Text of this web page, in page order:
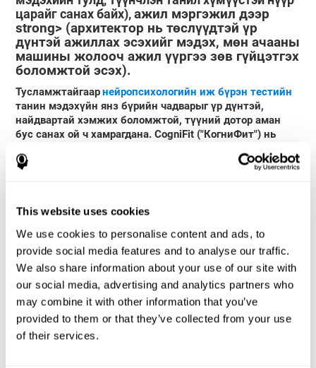
This website uses cookies
We use cookies to personalise content and ads, to
provide social media features and to analyse our traffic.
We also share information about your use of our site with
our social media, advertising and analytics partners who
may combine it with other information that you’ve
provided to them or that they’ve collected from your use
of their services.
царайг санах байх),ажил мэргэжил дээр
strong> (архитектор нь төслүүдтэй үр
дүнтэй ажиллах эсэхийг мэдэх, мөн ачааны
машины жолооч ажил үүргээ зөв гүйцэтгэх
боломжтой эсэх).
Тусламжтайгаарнейропсихологийн иж бүрэн тестийн
танин мэдэхүйн янз бүрийн чадварыг үр дүнтэй,
найдвартай хэмжих боломжтой, түүний дотор аман
бус санах ой ч хамрагдана. CogniFit ("КогниФит")нь
дээр тулгуурладаг: NEPSY ба Memory Failure Simulation
ой, харааны ойлголт, нэр тогтоох санах ой, контакт
санах ой, мониторинг, харааны санах ой, мэдээллийн
хүлээн зөвшөөрөлт ба боловсруулалтын хурдыг
хэмждэг.
Tест Идентификации COM-NAM: обьектууд нь дүрс
эсвэл дуу хэлбэрээр илэрхийлэгдэх дэлгэц дээр
гарч ирдэг. Энэ обьект (сүүлчийн удаа ямар хэлбэр
дүрс (зураг эсвэл дуу) байсныг тогтоох ёстой
бөгөөд эсвэл энэ нь огт гараагүй эсэхийг
тодорхойлно.